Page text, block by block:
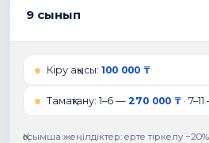
9 сынып
Кіру ақысы: 100 000 ₸
Тамақтану: 1–6 — 270 000 ₸ ·
Қосымша жеңілдіктер: ерте тіркелу